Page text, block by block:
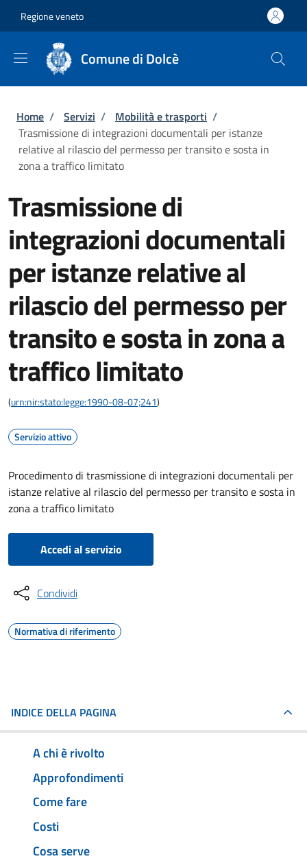
Regione veneto
Comune di Dolcè
Briciole di pane
Home / Servizi / Mobilità e trasporti /
Trasmissione di integrazioni documentali per istanze
relative al rilascio del permesso per transito e sosta in
zona a traffico limitato
Trasmissione di
integrazioni documentali
per istanze relative al
rilascio del permesso per
transito e sosta in zona a
traffico limitato
(urn:nir:stato:legge:1990-08-07;241)
Servizio attivo
Procedimento di trasmissione di integrazioni documentali per
istanze relative al rilascio del permesso per transito e sosta in
zona a traffico limitato
Accedi al servizio
Condividi
Normativa di riferimento
INDICE DELLA PAGINA
A chi è rivolto
Approfondimenti
Come fare
Costi
Cosa serve